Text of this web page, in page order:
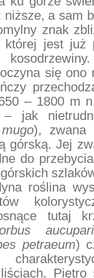
a sam
znak
jest już
się ono
– 1800 m
– jak
), zwana
górską. Jej
do
roślina
tutaj
petraeum)